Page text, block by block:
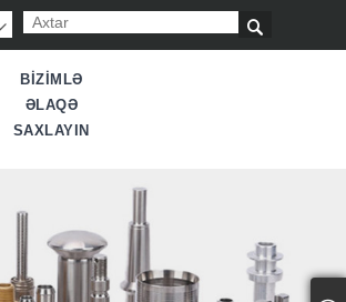

BIZIMLƏ
ƏLAQƏ
SAXLAYIN